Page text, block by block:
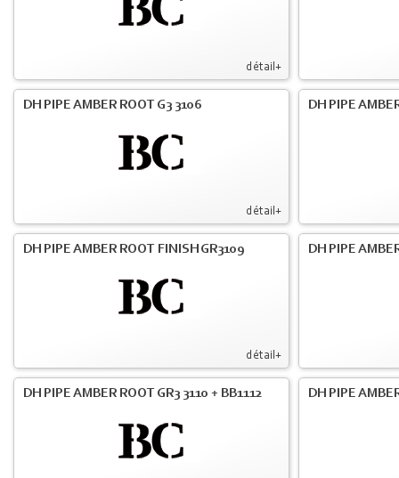
détail+
détail+
DH PIPE AMBER ROOT G3 3106 DH PIPE
détail+
DH PIPE AMBER ROOT FINISH GR3109 DH PIPE
DH PIPE AMBER ROOT GR3 3110 + BB1112 DH PIPE